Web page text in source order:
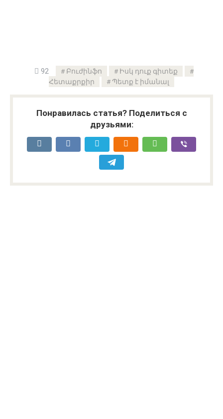
92 Բուժինֆո
Իսկ դուք գիտեք
Հետաքրքիր
Պետք է իմանալ
Понравилась статья? Поделиться с
друзьями: